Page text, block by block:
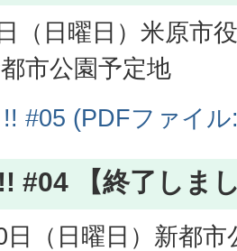
（日曜日）米原市
市公園予定地
#05 (PDFファイ
#04 【終了しま
日（日曜日）新都